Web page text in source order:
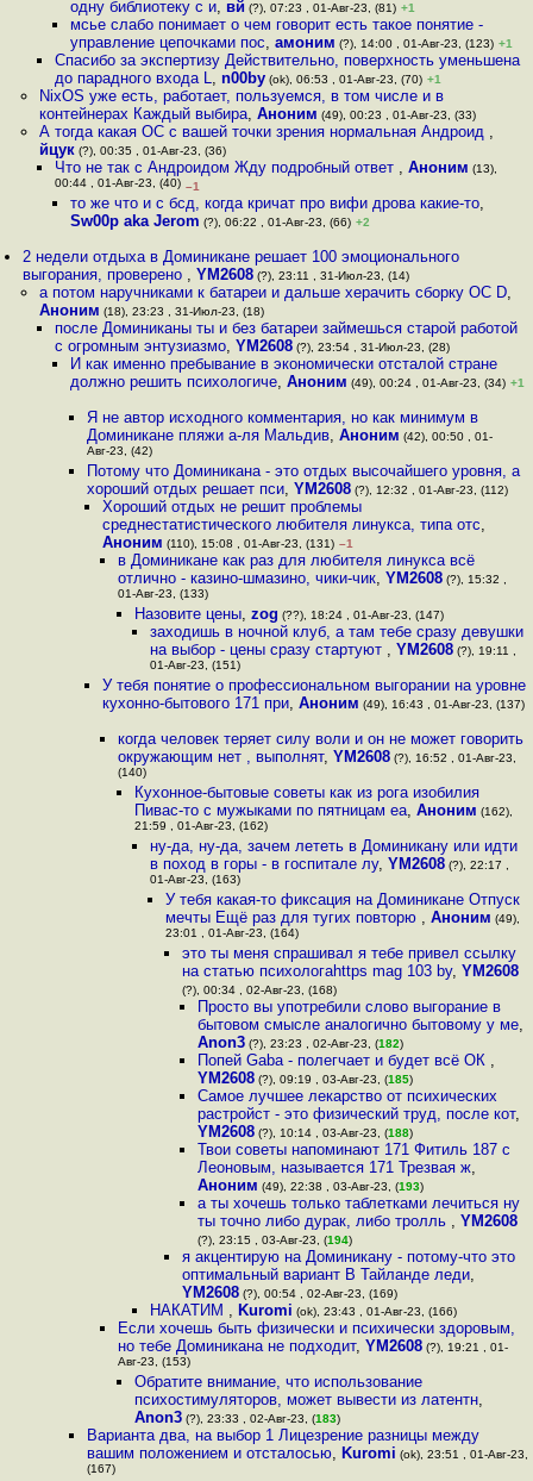
одну библиотеку с и, вй (?), 07:23 , 01-Авг-23, (81) +1
мсье слабо понимает о чем говорит есть такое понятие -
управление цепочками пос,амоним (?), 14:00 , 01-Авг-23, (123) +1
Спасибо за экспертизу Действительно, поверхность уменьшена
до парадного входа L, n00by(ok), 06:53 , 01-Авг-23, (70) +1
NixOS уже есть, работает, пользуемся, в том числе и в
контейнерах Каждый выбира, Аноним (49), 00:23 , 01-Авг-23, (33)
А тогда какая ОС с вашей точки зрения нормальная Андроид ,
йцук(?), 00:35 , 01-Авг-23, (36)
Что не так с Андроидом Жду подробный ответ , Аноним (13),
00:44 , 01-Авг-23, (40) –1
то же что и с бсд, когда кричат про вифи дрова какие-то,
Sw00p aka Jerom (?), 06:22 , 01-Авг-23, (66) +2
2 недели отдыха в Доминикане решает 100 эмоционального
выгорания, проверено ,YM2608 (?), 23:11 , 31-Июл-23, (14)
а потом наручниками к батареи и дальше херачить сборку ОС D,
Аноним (18), 23:23 , 31-Июл-23, (18)
после Доминиканы ты и без батареи займешься старой работой
с огромным энтузиазмо, YM2608(?), 23:54 , 31-Июл-23, (28)
И как именно пребывание в экономически отсталой стране
должно решить психологиче,Аноним (49), 00:24 , 01-Авг-23, (34) +1
Я не автор исходного комментария, но как минимум в
Доминикане пляжи а-ля Мальдив, Аноним (42), 00:50 , 01-
Авг-23, (42)
Потому что Доминикана - это отдых высочайшего уровня, а
хороший отдых решает пси, YM2608(?), 12:32 , 01-Авг-23, (112)
Хороший отдых не решит проблемы
среднестатистического любителя линукса, типа отс,
Аноним (110), 15:08 , 01-Авг-23, (131) –1
в Доминикане как раз для любителя линукса всё
отлично - казино-шмазино, чики-чик,YM2608 (?), 15:32 ,
01-Авг-23, (133)
Назовите цены, zog (??), 18:24 , 01-Авг-23, (147)
заходишь в ночной клуб, а там тебе сразу девушки
на выбор - цены сразу стартуют , YM2608(?), 19:11 ,
01-Авг-23, (151)
У тебя понятие о профессиональном выгорании на уровне
кухонно-бытового 171 при, Аноним (49), 16:43 , 01-Авг-23, (137)
когда человек теряет силу воли и он не может говорить
окружающим нет , выполнят,YM2608 (?), 16:52 , 01-Авг-23,
(140)
Кухонное-бытовые советы как из рога изобилия
Пивас-то с мужыками по пятницам еа, Аноним (162),
21:59 , 01-Авг-23, (162)
ну-да, ну-да, зачем лететь в Доминикану или идти
в поход в горы - в госпитале лу, YM2608(?), 22:17 ,
01-Авг-23, (163)
У тебя какая-то фиксация на Доминикане Отпуск
мечты Ещё раз для тугих повторю ,Аноним (49),
23:01 , 01-Авг-23, (164)
это ты меня спрашивал я тебе привел ссылку
на статью психологаhttps mag 103 by, YM2608
(?), 00:34 , 02-Авг-23, (168)
Просто вы употребили слово выгорание в
бытовом смысле аналогично бытовому у ме,
Anon3(?), 23:23 , 02-Авг-23, (182)
Попей Gaba - полегчает и будет всё ОК ,
YM2608(?), 09:19 , 03-Авг-23, (185)
Самое лучшее лекарство от психических
растройст - это физический труд, после кот,
YM2608(?), 10:14 , 03-Авг-23, (188)
Твои советы напоминают 171 Фитиль 187 с
Леоновым, называется 171 Трезвая ж,
Аноним (49), 22:38 , 03-Авг-23, (193)
а ты хочешь только таблетками лечиться ну
ты точно либо дурак, либо тролль , YM2608
(?), 23:15 , 03-Авг-23, (194)
я акцентирую на Доминикану - потому-что это
оптимальный вариант В Тайланде леди,
YM2608(?), 00:54 , 02-Авг-23, (169)
НАКАТИМ , Kuromi (ok), 23:43 , 01-Авг-23, (166)
Если хочешь быть физически и психически здоровым,
но тебе Доминикана не подходит,YM2608 (?), 19:21 , 01-
Авг-23, (153)
Обратите внимание, что использование
психостимуляторов, может вывести из латентн,
Anon3(?), 23:33 , 02-Авг-23, (183)
Варианта два, на выбор 1 Лицезрение разницы между
вашим положением и отсталосью, Kuromi (ok), 23:51 , 01-Авг-23,
(167)